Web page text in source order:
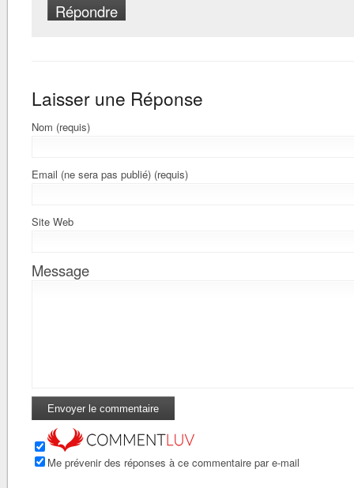
Répondre
Laisser une Réponse
Nom (requis)
Email (ne sera pas publié) (requis)
Site Web
Message
Me prévenir des réponses à ce commentaire par e-mail